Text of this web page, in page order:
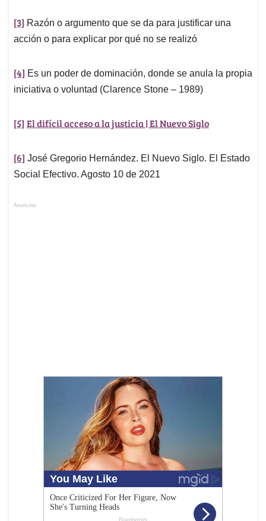
[3] Razón o argumento que se da para justificar una
acción o para explicar por qué no se realizó
[4] Es un poder de dominación, donde se anula la propia
iniciativa o voluntad (Clarence Stone – 1989)
[5] El difícil acceso a la justicia | El Nuevo Siglo
[6] José Gregorio Hernández. El Nuevo Siglo. El Estado
Social Efectivo. Agosto 10 de 2021
Anuncios.